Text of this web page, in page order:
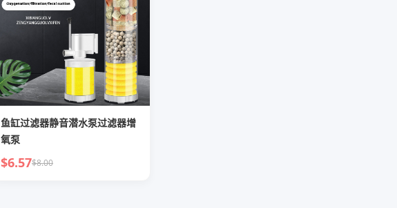
鱼缸过滤器静音潜水泵过滤器增
氧泵
$6.57$8.00